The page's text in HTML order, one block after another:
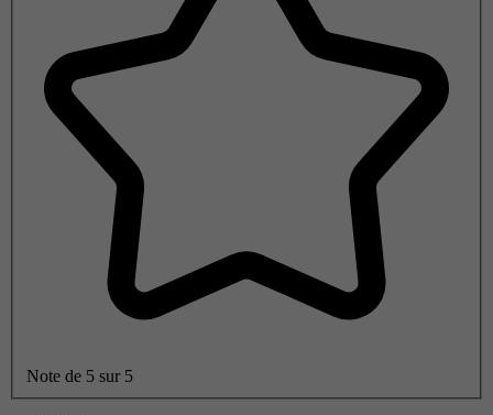
Note de 5 sur 5